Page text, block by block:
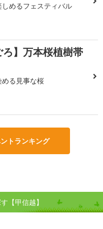
めるフェスティバル
ろ】万本桜植樹帯
る見事な桜
トランキング
【甲信越】